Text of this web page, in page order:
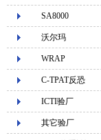
SA8000
沃尔玛
WRAP
C-TPAT反恐
ICTI验厂
其它验厂